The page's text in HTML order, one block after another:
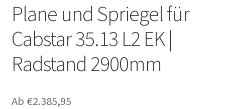
Plane und Spriegel für
Cabstar 35.13 L2 EK |
Radstand 2900mm
Ab €2.385,95